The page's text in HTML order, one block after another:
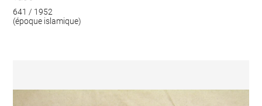
641 / 1952
(époque islamique)